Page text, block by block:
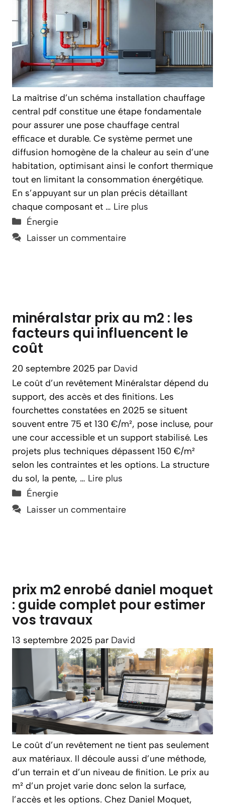
La maîtrise d’un schéma installation chauffage
central pdf constitue une étape fondamentale
pour assurer une pose chauffage central
efficace et durable. Ce système permet une
diffusion homogène de la chaleur au sein d’une
habitation, optimisant ainsi le confort thermique
tout en limitant la consommation énergétique.
En s’appuyant sur un plan précis détaillant
chaque composant et … Lire plus
Catégories
Énergie
Laisser un commentaire
minéralstar prix au m2 : les
facteurs qui influencent le
coût
20 septembre 2025 par David
Le coût d’un revêtement Minéralstar dépend du
support, des accès et des finitions. Les
fourchettes constatées en 2025 se situent
souvent entre 75 et 130 €/m², pose incluse, pour
une cour accessible et un support stabilisé. Les
projets plus techniques dépassent 150 €/m²
selon les contraintes et les options. La structure
du sol, la pente, … Lire plus
Catégories
Énergie
Laisser un commentaire
prix m2 enrobé daniel moquet
: guide complet pour estimer
vos travaux
13 septembre 2025 par David
Le coût d’un revêtement ne tient pas seulement
aux matériaux. Il découle aussi d’une méthode,
d’un terrain et d’un niveau de finition. Le prix au
m² d’un projet varie donc selon la surface,
l’accès et les options. Chez Daniel Moquet,